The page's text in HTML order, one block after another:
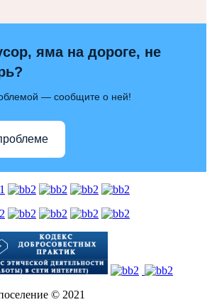
яма на дороге, не
— сообщите о ней!
© 2021